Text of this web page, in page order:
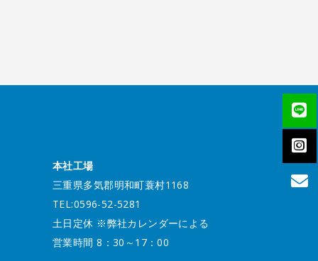
本社工場
三重県多気郡明和町蓑村1168
TEL:0596-52-5281
土日定休 ※弊社カレンダーによる
営業時間 8：30～17：00